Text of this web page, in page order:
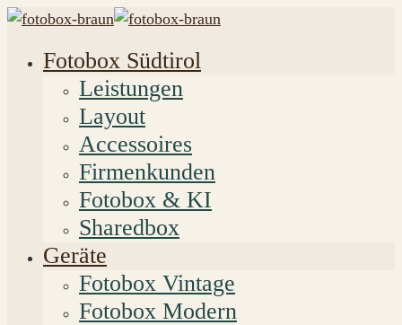
Fotobox Südtirol
Leistungen
Layout
Accessoires
Firmenkunden
Fotobox & KI
Sharedbox
Geräte
Fotobox Vintage
Fotobox Modern